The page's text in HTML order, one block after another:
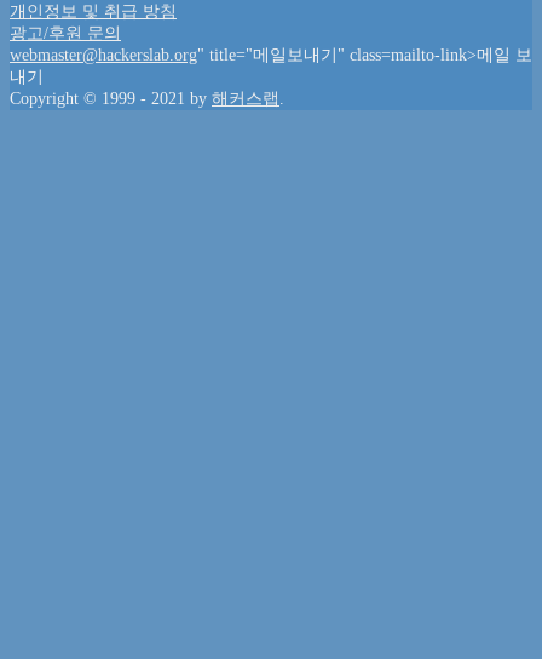
개인정보 및 취급 방침
광고/후원 문의
webmaster@hackerslab.org" title="메일보내기" class=mailto-link>메일 보
내기
Copyright © 1999 - 2021 by 해커스랩